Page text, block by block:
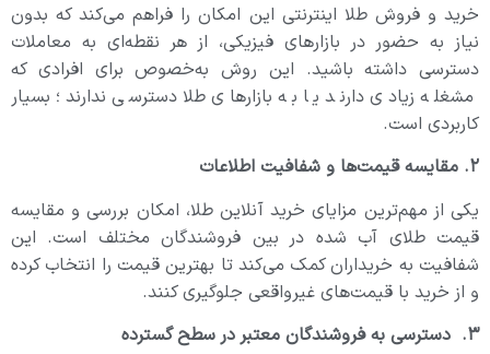
خريد و فروش طلا اینترنتی این امکان را فراهم می‌کند که بدون
نیاز به حضور در بازارهای فیزیکی، از هر نقطه‌ای به معاملات
دسترسی داشته باشید. این روش به‌خصوص برای افرادی که
مشغله زیادی دارند یا به بازارهای طلا دسترسی ندارند؛ بسیار
کاربردی است.
۲. مقایسه قیمت‌ها و شفافیت اطلاعات
یکی از مهم‌ترین مزایای خرید آنلاین طلا، امکان بررسی و مقایسه
قیمت طلای آب شده در بین فروشندگان مختلف است. این
شفافیت به خریداران کمک می‌کند تا بهترین قیمت را انتخاب کرده
و از خرید با قیمت‌های غیرواقعی جلوگیری کنند.
۳. دسترسی به فروشندگان معتبر در سطح گسترده